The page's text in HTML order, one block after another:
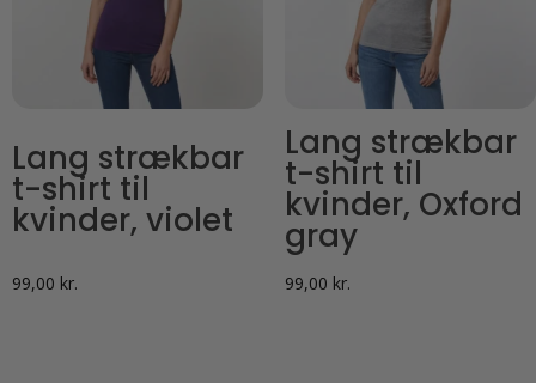
Lang strækbar
t-shirt til
kvinder, violet
99,00 kr.
Lang strækbar
t-shirt til
kvinder, Oxford
gray
99,00 kr.